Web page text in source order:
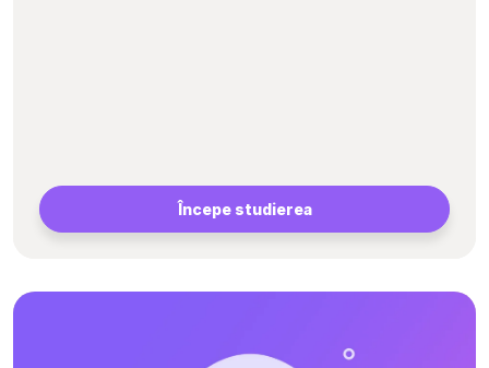
Începe studierea